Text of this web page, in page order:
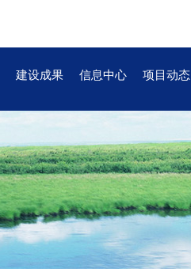
建设成果 信息中心 项目动态